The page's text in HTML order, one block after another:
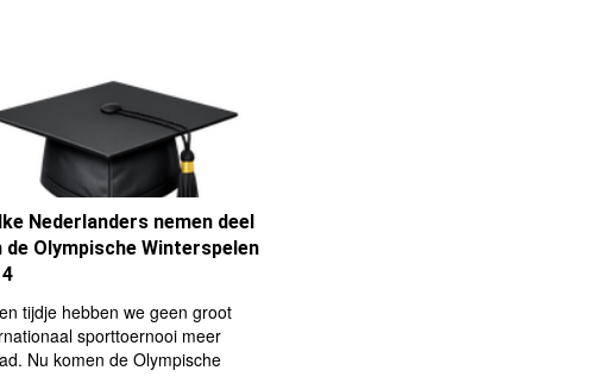
Nederlanders nemen deel
de Olympische Winterspelen
tijdje hebben we geen groot
sporttoernooi meer
Nu komen de Olympische